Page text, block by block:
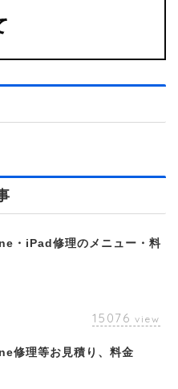
・iPad修理のメニュー・料
15076 view
修理等お見積り、料金